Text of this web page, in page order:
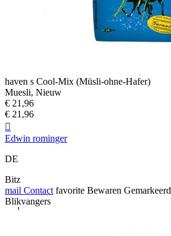
haven s Cool-Mix (Müsli-ohne-Hafer)
Muesli, Nieuw
€ 21,96
€ 21,96

Edwin rominger
DE
Bitz
mail Contact favorite Bewaren Gemarkeerd
Blikvangers